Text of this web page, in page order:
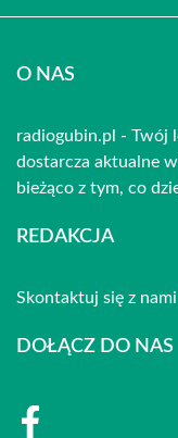
O NAS
radiogubin.pl - Twój
dostarcza aktualne
bieżąco z tym, co
REDAKCJA
Skontaktuj się z
DOŁĄCZ DO NAS